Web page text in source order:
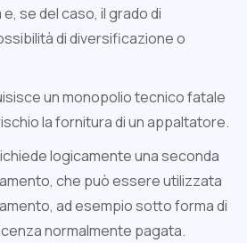
se del caso, il grado di
di diversificazione o
un monopolio tecnico fatale
la fornitura di un appaltatore.
logicamente una seconda
che può essere utilizzata
ad esempio sotto forma di
normalmente pagata.